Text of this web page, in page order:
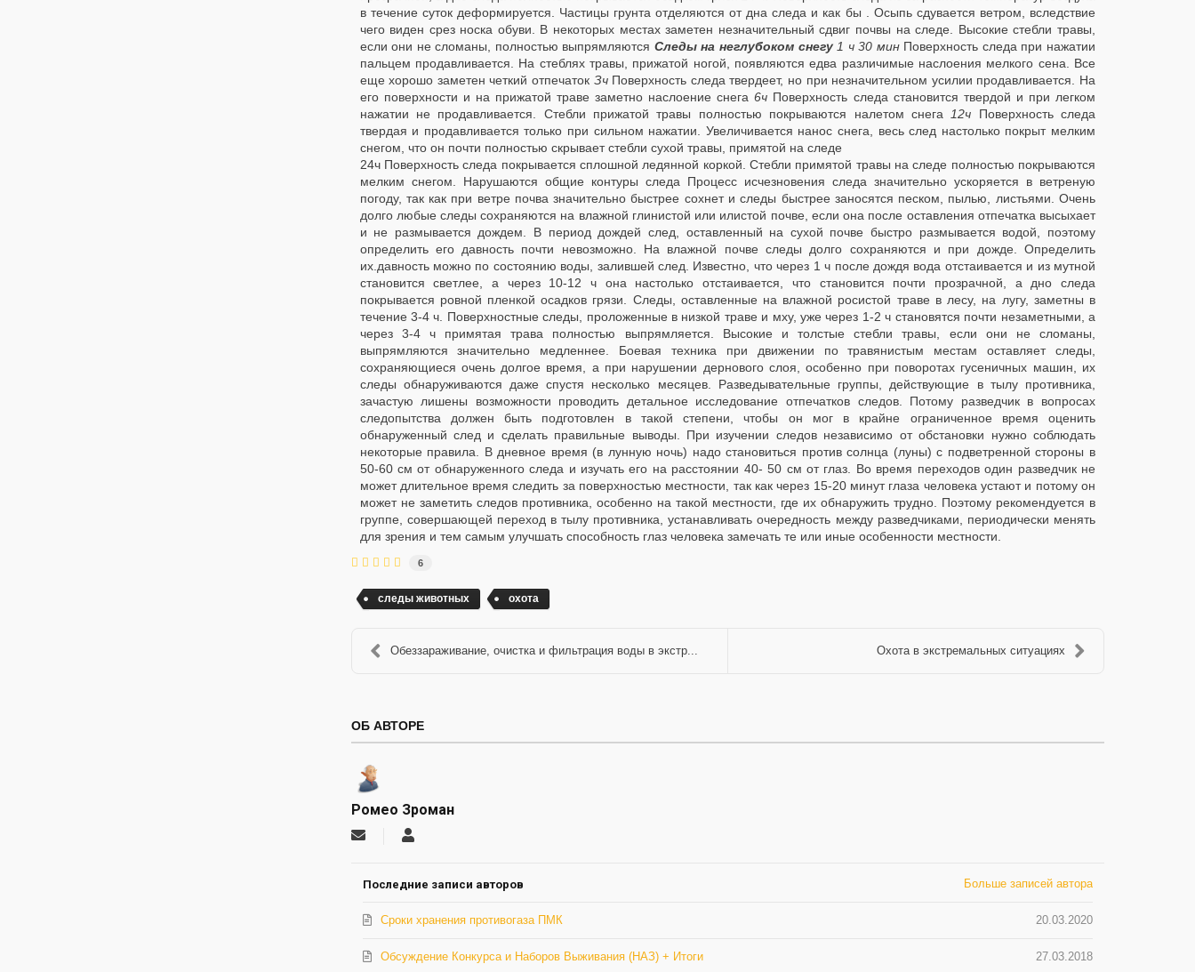
в течение суток деформируется. Частицы грунта отделяются от дна следа и как бы . Осыпь сдувается ветром, вследствие
чего виден срез носка обуви. В некоторых местах заметен незначительный сдвиг почвы на следе. Высокие стебли травы,
если они не сломаны, полностью выпрямляются Следы на неглубоком снегу 1 ч 30 мин Поверхность следа при нажатии
пальцем продавливается. На стеблях травы, прижатой ногой, появляются едва различимые наслоения мелкого сена. Все
еще хорошо заметен четкий отпечаток ЗчПоверхность следа твердеет, но при незначительном усилии продавливается. На
его поверхности и на прижатой траве заметно наслоение снега6ч Поверхность следа становится твердой и при легком
нажатии не продавливается. Стебли прижатой травы полностью покрываются налетом снега
12ч Поверхность следа
твердая и продавливается только при сильном нажатии. Увеличивается нанос снега, весь след настолько покрыт мелким
снегом, что он почти полностью скрывает стебли сухой травы, примятой на следе
24ч Поверхность следа покрывается сплошной ледянной коркой. Стебли примятой травы на следе полностью покрываются
мелким снегом. Нарушаются общие контуры следа Процесс исчезновения следа значительно ускоряется в ветреную
погоду, так как при ветре почва значительно быстрее сохнет и следы быстрее заносятся песком, пылью, листьями. Очень
долго любые следы сохраняются на влажной глинистой или илистой почве, если она после оставления отпечатка высыхает
и не размывается дождем. В период дождей след, оставленный на сухой почве быстро размывается водой, поэтому
определить его давность почти невозможно. На влажной почве следы долго сохраняются и при дожде. Определить
их.давность можно по состоянию воды, залившей след. Известно, что через 1 ч после дождя вода отстаивается и из мутной
становится светлее, а через 10-12 ч она настолько отстаивается, что становится почти прозрачной, а дно следа
покрывается ровной пленкой осадков грязи. Следы, оставленные на влажной росистой траве в лесу, на лугу, заметны в
течение 3-4 ч. Поверхностные следы, проложенные в низкой траве и мху, уже через 1-2 ч становятся почти незаметными, а
через 3-4 ч примятая трава полностью выпрямляется. Высокие и толстые стебли травы, если они не сломаны,
выпрямляются значительно медленнее. Боевая техника при движении по травянистым местам оставляет следы,
сохраняющиеся очень долгое время, а при нарушении дернового слоя, особенно при поворотах гусеничных машин, их
следы обнаруживаются даже спустя несколько месяцев. Разведывательные группы, действующие в тылу противника,
зачастую лишены возможности проводить детальное исследование отпечатков следов. Потому разведчик в вопросах
следопытства должен быть подготовлен в такой степени, чтобы он мог в крайне ограниченное время оценить
обнаруженный след и сделать правильные выводы. При изучении следов независимо от обстановки нужно соблюдать
некоторые правила. В дневное время (в лунную ночь) надо становиться против солнца (луны) с подветренной стороны в
50-60 см от обнаруженного следа и изучать его на расстоянии 40- 50 см от глаз. Во время переходов один разведчик не
может длительное время следить за поверхностью местности, так как через 15-20 минут глаза человека устают и потому он
может не заметить следов противника, особенно на такой местности, где их обнаружить трудно. Поэтому рекомендуется в
группе, совершающей переход в тылу противника, устанавливать очередность между разведчиками, периодически менять
для зрения и тем самым улучшать способность глаз человека замечать те или иные особенности местности.
6
следы животных охота
Обеззараживание, очистка и фильтрация воды в экстр... Охота в экстремальных ситуациях
ОБ АВТОРЕ
Ромео Зроман
Подписаться
автора
Ромео
Последние записи авторов Больше записей автора
20.03.2020
Сроки хранения противогаза ПМК
27.03.2018
Обсуждение Конкурса и Наборов Выживания (НАЗ) + Итоги